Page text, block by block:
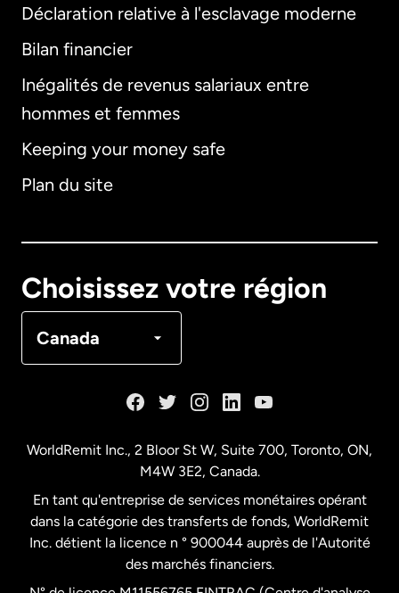
Déclaration relative à l'esclavage moderne
Bilan financier
Inégalités de revenus salariaux entre
hommes et femmes
Keeping your money safe
Plan du site
Choisissez votre région
Canada
International
Allemagne
Français
États-Unis Español
WorldRemit Inc., 2 Bloor St W, Suite 700, Toronto, ON,
M4W 3E2, Canada.
En tant qu'entreprise de services monétaires opérant
dans la catégorie des transferts de fonds, WorldRemit
Inc. détient la licence n ° 900044 auprès de l'Autorité
des marchés financiers.